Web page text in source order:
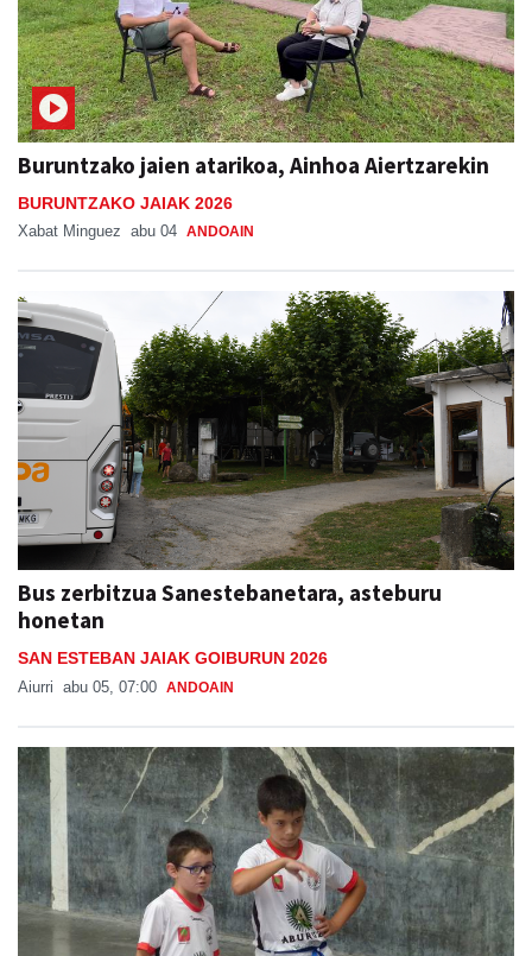
Buruntzako jaien atarikoa, Ainhoa Aiertzarekin
BURUNTZAKO JAIAK 2026
Xabat Minguez abu 04 ANDOAIN
Bus zerbitzua Sanestebanetara, asteburu
honetan
SAN ESTEBAN JAIAK GOIBURUN 2026
Aiurri abu 05, 07:00 ANDOAIN